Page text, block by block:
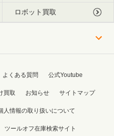
ロボット買取
よくある質問 公式Youtube
買取 お知らせ サイトマップ
人情報の取り扱いについて
ツールオフ在庫検索サイト